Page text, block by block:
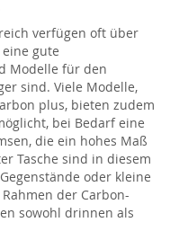
verfügen oft über
gute
Modelle für den
sind. Viele Modelle,
plus, bieten zudem
bei Bedarf eine
die ein hohes Maß
Tasche sind in diesem
oder kleine
der Carbon-
sowohl drinnen als